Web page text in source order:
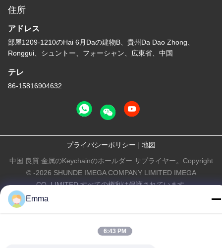
住所
アドレス
部屋1209-1210のHai 6月Daの建物B、貴州Da Dao Zhong、
Ronggui、シュントー、フォーシャン、広東省、中国
テレ
86-15816904632
プライバシーポリシー | 地図
中国 良質 金属のKeychainのホールダー サプライヤー。Copyright
© -2026 SHUNDE IMEGA COMPANY LIMITED IMEGA
CO.,LIMITED すべての権利は保護されています.
Emma
6:43 PM